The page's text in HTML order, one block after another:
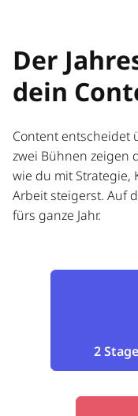
Der
dein
Content entscheidet
zwei Bühnen zeigen
wie du mit Strategie,
Arbeit steigerst. Auf
fürs ganze Jahr.
2